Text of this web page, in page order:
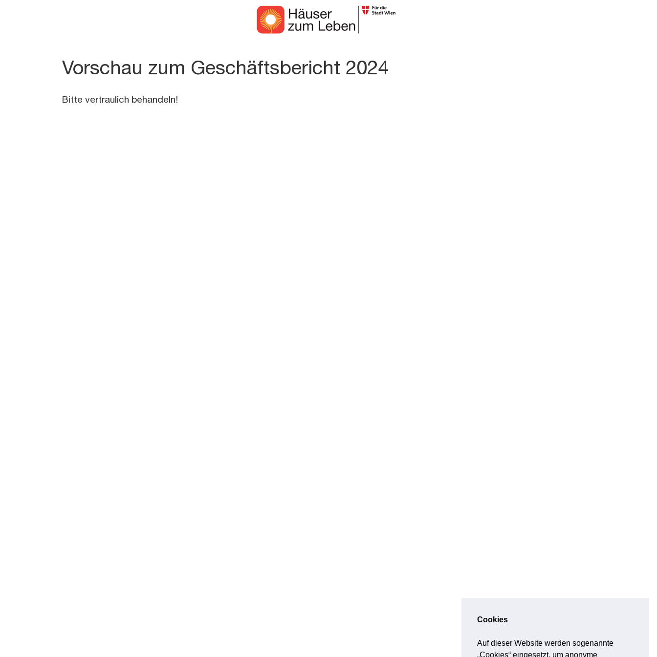
Cookies
Auf dieser Website werden sogenannte
„Cookies“ eingesetzt, um anonyme
Vorschau zum Geschäftsbericht 2024
Bitte vertraulich behandeln!